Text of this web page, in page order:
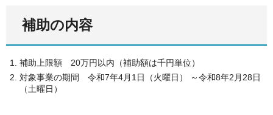
補助の内容
補助上限額 20万円以内（補助額は千円単位）
対象事業の期間 令和7年4月1日（火曜日） ～令和8年2月28日
（土曜日）